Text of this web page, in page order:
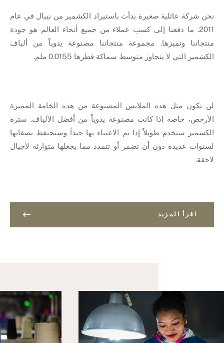
نحن شركة عائلية صغيرة بدأت باستيراد الكشمير من نيبال في عام
2011. ما دفعنا إلى كسب عملاء من جميع أنحاء العالم هو جودة
منتجاتنا وتميزها. مجموعة منتجاتنا مصنوعة يدوياً من ألياف
الكشمير التي لا يتجاوز متوسط سماكة قطرها 0.0155 ملم.
لن تكون مثل هذه الملابس المصنوعة من هذه الخامة المميزة
الأرخص، خاصة إذا كانت مصنوعة يدوياً من أفضل الألياف. سترة
الكشمير ستخدم طويلاً إذا تم الاعتناء بها جيداً وستحتفظ بصفاتها
لسنوات عديدة دون أن تضمر أو تتمدد مما يجعلها متوارثة لأجيال
لاحقة.
اقرأ المزيد